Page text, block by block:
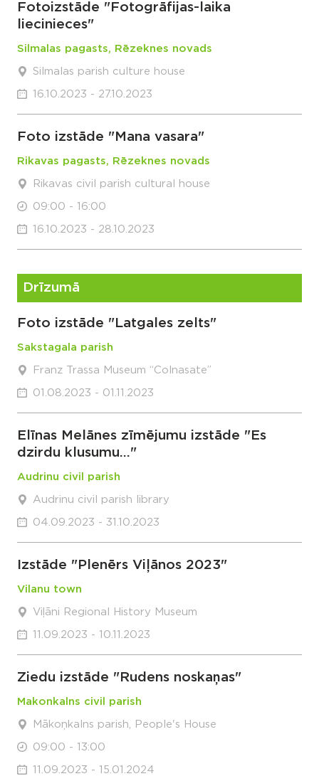
Fotoizstāde "Fotogrāfijas-laika
liecinieces"
Silmalas pagasts, Rēzeknes novads
Silmalas parish culture house
16.10.2023 - 27.10.2023
Foto izstāde "Mana vasara"
Rikavas pagasts, Rēzeknes novads
Rikavas civil parish cultural house
09:00 - 16:00
16.10.2023 - 28.10.2023
Drīzumā
Foto izstāde "Latgales zelts"
Sakstagala parish
Franz Trassa Museum “Colnasate”
01.08.2023 - 01.11.2023
Elīnas Melānes zīmējumu izstāde "Es
dzirdu klusumu..."
Audrinu civil parish
Audrinu civil parish library
04.09.2023 - 31.10.2023
Izstāde "Plenērs Viļānos 2023"
Vilanu town
Viļāni Regional History Museum
11.09.2023 - 10.11.2023
Ziedu izstāde "Rudens noskaņas"
Makonkalns civil parish
Mākoņkalns parish, People's House
09:00 - 13:00
11.09.2023 - 15.01.2024